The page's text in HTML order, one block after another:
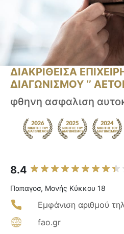
ΔΙΑΚΡΙΘΕΙΣΑ
ΔΙΑΓΩΝΙΣΜΟΥ ‘’ ΑΕΤΟΙ
φθηνη ασφαλιση
8.4
Παπαγοσ, Μονής Κύκκου 18
Εμφάνιση αριθμού
fao.gr